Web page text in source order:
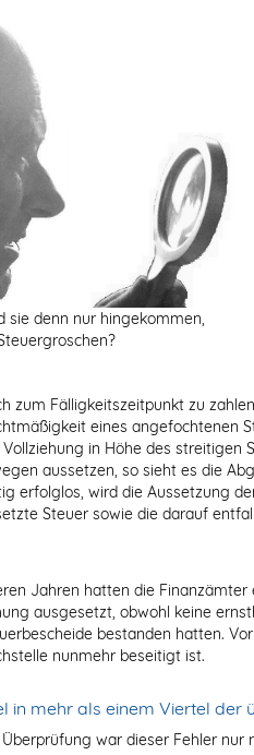
sie denn nur hingekommen,
zum Fälligkeitszeitpunkt zu
eines angefochtenen
in Höhe des streitigen
aussetzen, so sieht es die
erfolglos, wird die Aussetzung
Steuer sowie die darauf
Jahren hatten die
ausgesetzt, obwohl keine
bestanden hatten.
nunmehr beseitigt ist.
in mehr als einem Viertel der
war dieser Fehler nur